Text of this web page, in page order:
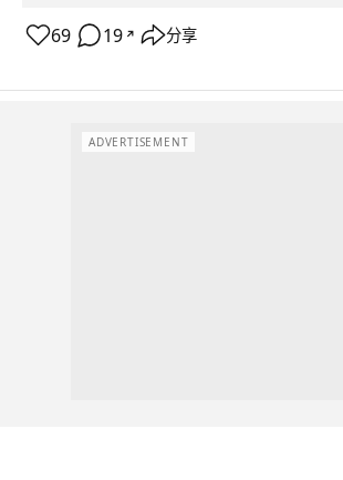
69 19 ↗ 分享
ADVERTISEMENT